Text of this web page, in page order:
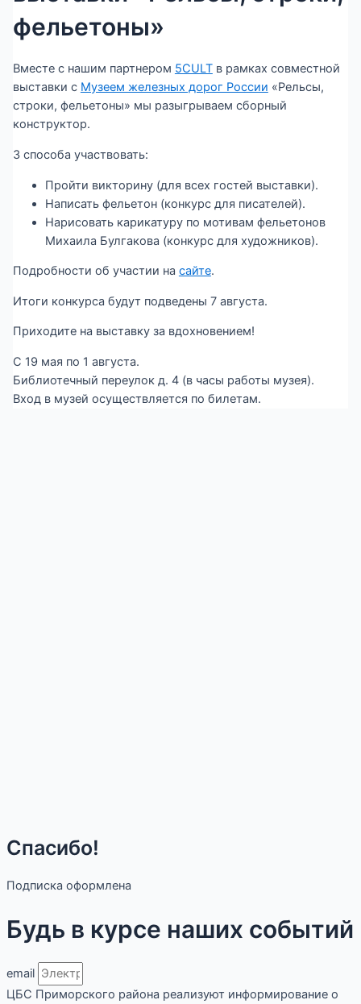
фельетоны»
Вместе с нашим партнером 5CULTв рамках совместной
выставки с Музеем железных дорог России «Рельсы,
строки, фельетоны» мы разыгрываем сборный
конструктор.
3 способа участвовать:
Пройти викторину (для всех гостей выставки).
Написать фельетон (конкурс для писателей).
Нарисовать карикатуру по мотивам фельетонов
Михаила Булгакова (конкурс для художников).
Подробности об участии на сайте.
Итоги конкурса будут подведены 7 августа.
Приходите на выставку за вдохновением!
С 19 мая по 1 августа.
Библиотечный переулок д. 4 (в часы работы музея).
Вход в музей осуществляется по билетам.
Спасибо!
Подписка оформлена
Будь в курсе наших событий
email
ЦБС Приморского района реализуют информирование о